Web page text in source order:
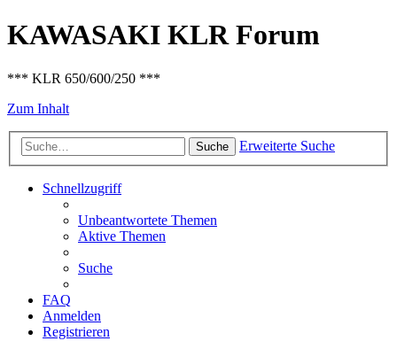
KAWASAKI KLR Forum
*** KLR 650/600/250 ***
Zum Inhalt
Suche Erweiterte Suche
Schnellzugriff
Unbeantwortete Themen
Aktive Themen
Suche
FAQ
Anmelden
Registrieren